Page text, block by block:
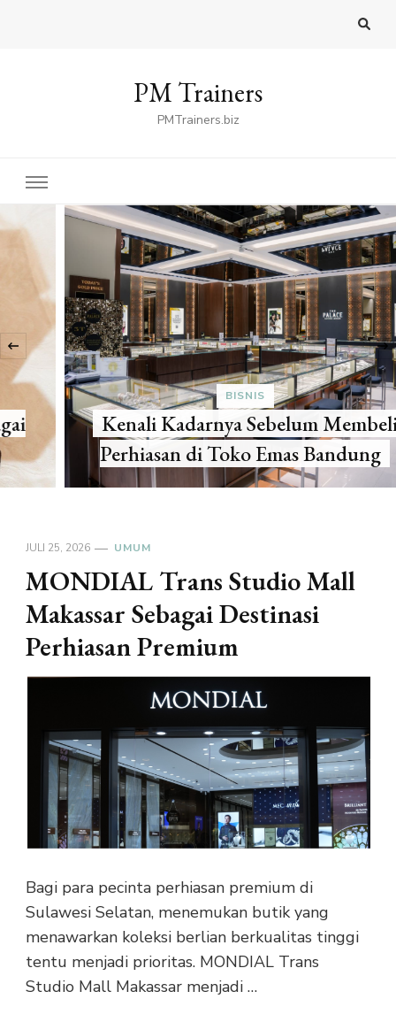
PM Trainers
PMTrainers.biz
BISNIS
Kenali Kadarnya Sebelum Membeli
Perhiasan di Toko Emas Bandung
JULI 25, 2026 UMUM
MONDIAL Trans Studio Mall
Makassar Sebagai Destinasi
Perhiasan Premium
Bagi para pecinta perhiasan premium di
Sulawesi Selatan, menemukan butik yang
menawarkan koleksi berlian berkualitas tinggi
tentu menjadi prioritas. MONDIAL Trans
Studio Mall Makassar menjadi …